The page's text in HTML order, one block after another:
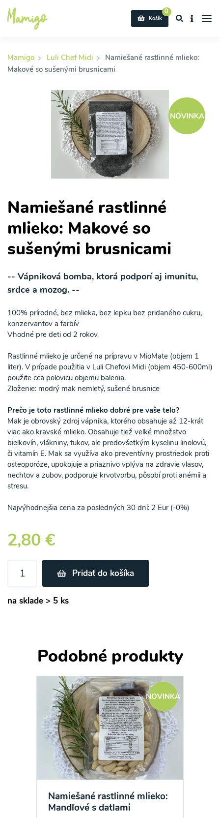
0
Košík
Mamigo Luli Chef Midi
Namiešané rastlinné mlieko:
Makové so sušenými brusnicami
Namiešané rastlinné
mlieko: Makové so
sušenými brusnicami
-- Vápniková bomba, ktorá podporí aj imunitu,
srdce a mozog. --
100% prírodné, bez mlieka, bez lepku bez pridaného cukru,
konzervantov a farbív
Vhodné pre deti od 2 rokov.
Rastlinné mlieko je určené na prípravu v MioMate (objem 1
liter). V prípade použitia v Luli Chefovi Midi (objem 450-600ml)
použite cca polovicu objemu balenia.
Zloženie: modrý mak nemletý, sušené brusnice
Prečo je toto rastlinné mlieko dobré pre vaše telo?
Mak je obrovský zdroj vápnika, ktorého obsahuje až 12-krát
viac ako kravské mlieko. Obsahuje tiež veľké množstvo
bielkovín, vlákniny, tukov, ale predovšetkým kyselinu linolovú,
či vitamín E. Mak sa využíva ako preventívny prostriedok proti
osteoporóze, upokojuje a priaznivo vplýva na zdravie vlasov,
nechtov a zubov, podporuje krvotvorbu, pôsobí proti anémii a
stresu.
Najvýhodnejšia cena za posledných 30 dní: 2 Eur (-0%)
2,80 €
Pridať do košíka
na sklade > 5 ks
NOVINKA
Podobné produkty
NOVINKA
Namiešané rastlinné mlieko:
Mandľové s datlami